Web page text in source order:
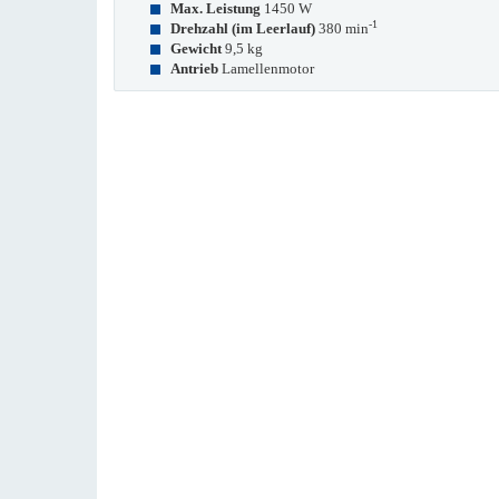
Max. Leistung 1450 W
Drehzahl (im Leerlauf) 380 min-1
Gewicht 9,5 kg
Antrieb Lamellenmotor